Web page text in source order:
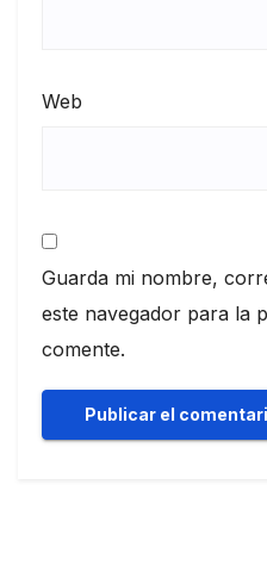
Web
Guarda mi nombre,
este navegador para la
comente.